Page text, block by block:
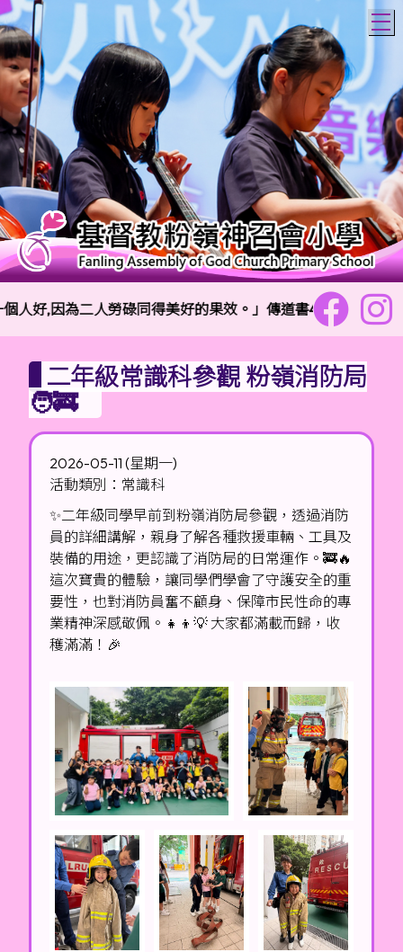
好,因為二人勞碌同得美好的果效。」傳道書4:9
二年級常識科參觀 粉嶺消防局
🧑‍🚒
2026-05-11 (星期一)
活動類別：常識科
✨二年級同學早前到粉嶺消防局參觀，透過消防
員的詳細講解，親身了解各種救援車輛、工具及
裝備的用途，更認識了消防局的日常運作。🚒🔥
這次寶貴的體驗，讓同學們學會了守護安全的重
要性，也對消防員奮不顧身、保障市民性命的專
業精神深感敬佩。👧👦💡 大家都滿載而歸，收
穫滿滿！🎉